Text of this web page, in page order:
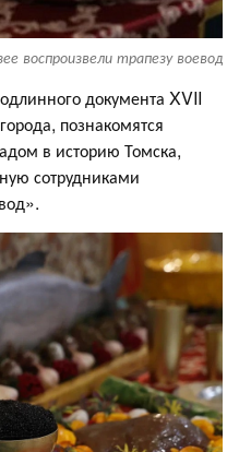
воспроизвели трапезу воевод
документа XVII
познакомятся
в историю Томска,
сотрудниками